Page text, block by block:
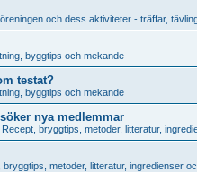
och dess aktiviteter - träffar,
byggtips och mekande
testat?
byggtips och mekande
nya medlemmar
Recept, bryggtips, metoder, litteratur,
bryggtips, metoder, litteratur, ingredienser